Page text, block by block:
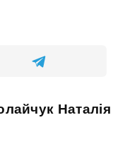
Наталія